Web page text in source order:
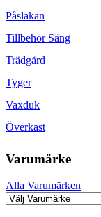
Påslakan
Tillbehör Säng
Trädgård
Tyger
Vaxduk
Överkast
Varumärke
Alla Varumärken